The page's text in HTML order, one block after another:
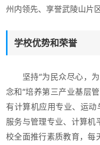
州内领先、享誉武陵山片
学校优势和荣誉
坚持“为民众尽心，为
念和“培养第三产业基层
有计算机应用专业、运
服务与管理专业、计算机
校全面推行素质教育，每